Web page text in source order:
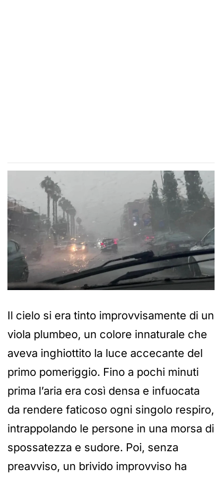
Il cielo si era tinto improvvisamente di un
viola plumbeo, un colore innaturale che
aveva inghiottito la luce accecante del
primo pomeriggio. Fino a pochi minuti
prima l’aria era così densa e infuocata
da rendere faticoso ogni singolo respiro,
intrappolando le persone in una morsa di
spossatezza e sudore. Poi, senza
preavviso, un brivido improvviso ha